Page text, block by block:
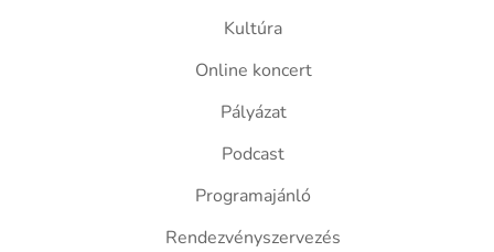
Kultúra
Online koncert
Pályázat
Podcast
Programajánló
Rendezvényszervezés